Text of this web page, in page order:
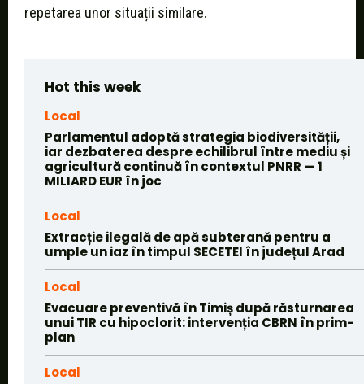
repetarea unor situații similare.
Hot this week
Local
Parlamentul adoptă strategia biodiversității,
iar dezbaterea despre echilibrul între mediu și
agricultură continuă în contextul PNRR — 1
MILIARD EUR în joc
Local
Extracție ilegală de apă subterană pentru a
umple un iaz în timpul SECETEI în județul Arad
Local
Evacuare preventivă în Timiș după răsturnarea
unui TIR cu hipoclorit: intervenția CBRN în prim-
plan
Local